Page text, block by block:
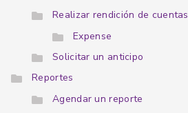
Realizar rendición de cuentas
Expense
Solicitar un anticipo
Reportes
Agendar un reporte